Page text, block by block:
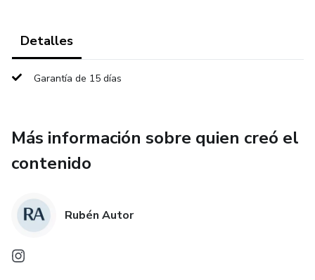
Detalles
Garantía de 15 días
Más información sobre quien creó el
contenido
Rubén Autor